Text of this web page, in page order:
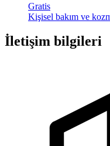
Gratis
Kişisel bakım ve
İletişim bilgileri